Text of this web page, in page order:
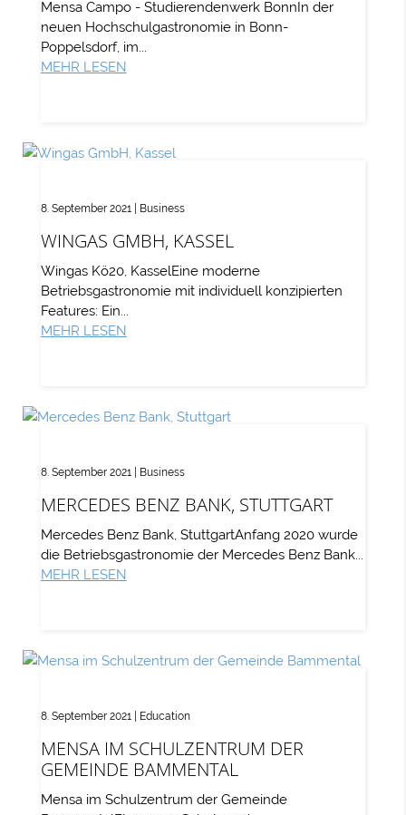
Mensa Campo - Studierendenwerk BonnIn der
neuen Hochschulgastronomie in Bonn-
Poppelsdorf, im...
MEHR LESEN
WINGAS GMBH, KASSEL
8. September 2021| Business
Wingas Kö20, KasselEine moderne
Betriebsgastronomie mit individuell konzipierten
Features: Ein...
MEHR LESEN
MERCEDES BENZ BANK, STUTTGART
8. September 2021| Business
Mercedes Benz Bank, StuttgartAnfang 2020 wurde
die Betriebsgastronomie der Mercedes Benz Bank...
MEHR LESEN
MENSA IM SCHULZENTRUM DER
GEMEINDE BAMMENTAL
8. September 2021| Education
Mensa im Schulzentrum der Gemeinde